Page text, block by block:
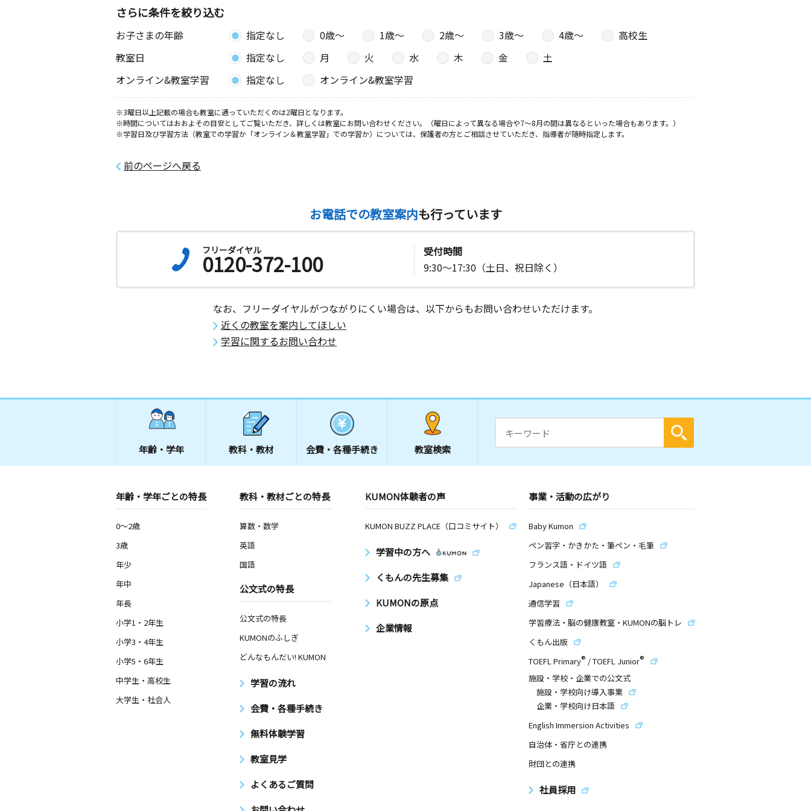
さらに条件を絞り込む
お子さまの年齢 指定なし 0歳〜 1歳〜 2歳〜 3歳〜 4歳〜
高校生
教室日
指定なし 月 火 水 木 金
土
オンライン&教室学習
指定なし オンライン&教室学習
※3曜日以上記載の場合も教室に通っていただくのは2曜日となります。
※時間についてはおおよその目安としてご覧いただき、詳しくは教室にお問い合わせください。（曜日によって異なる場合や7～8月の間は異なるといった場合もあります。）
※学習日及び学習方法（教室での学習か「オンライン＆教室学習」での学習か）については、保護者の方とご相談させていただき、指導者が随時指定します。
前のページへ戻る
お電話での教室案内も行っています
フリーダイヤル
0120-372-100
受付時間
9:30～17:30（土日、祝日除く）
なお、フリーダイヤルがつながりにくい場合は、以下からもお問い合わせいただけます。
近くの教室を案内してほしい
学習に関するお問い合わせ
年齢・学年 教科・教材 会費・ 各種手続き 教室検索
年齢・学年ごとの特長
0～2歳
3歳
年少
年中
年長
小学1・2年生
小学3・4年生
小学5・6年生
中学生・高校生
大学生・社会人
教科・教材ごとの特長
算数・数学
英語
国語
公文式の特長
公文式の特長
KUMONのふしぎ
どんなもんだい! KUMON
学習の流れ
会費・各種手続き
無料体験学習
教室見学
よくあるご質問
KUMON体験者の声
KUMON BUZZ PLACE（口コミサイト）
学習中の方へ
くもんの先生募集
KUMONの原点
企業情報
事業・活動の広がり
Baby Kumon
ペン習字・かきかた・筆ペン・毛筆
フランス語・ドイツ語
Japanese（日本語）
通信学習
学習療法・脳の健康教室・KUMONの脳トレ
くもん出版
TOEFL Primary® /TOEFL Junior®
施設・学校・企業での公文式
施設・学校向け導入事業
企業・学校向け日本語
English Immersion Activities
自治体・省庁との連携
財団との連携
社員採用